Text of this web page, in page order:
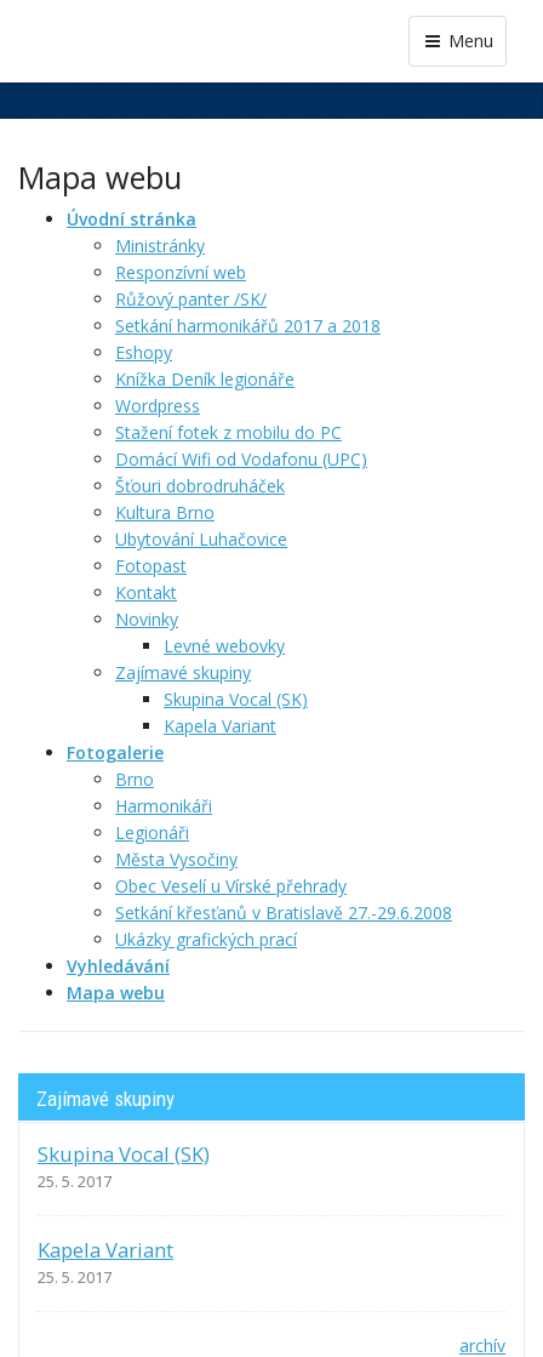
Menu
Mapa webu
Úvodní stránka
Ministránky
Responzívní web
Růžový panter /SK/
Setkání harmonikářů 2017 a 2018
Eshopy
Knížka Deník legionáře
Wordpress
Stažení fotek z mobilu do PC
Domácí Wifi od Vodafonu (UPC)
Šťouri dobrodruháček
Kultura Brno
Ubytování Luhačovice
Fotopast
Kontakt
Novinky
Levné webovky
Zajímavé skupiny
Skupina Vocal (SK)
Kapela Variant
Fotogalerie
Brno
Harmonikáři
Legionáři
Města Vysočiny
Obec Veselí u Vírské přehrady
Setkání křesťanů v Bratislavě 27.-29.6.2008
Ukázky grafických prací
Vyhledávání
Mapa webu
Zajímavé skupiny
Skupina Vocal (SK)
25. 5. 2017
Kapela Variant
25. 5. 2017
archív